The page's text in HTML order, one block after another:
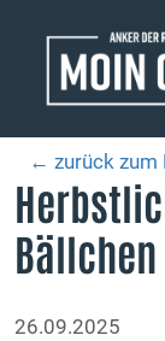
← zurück zum
Bällchen
26.09.2025